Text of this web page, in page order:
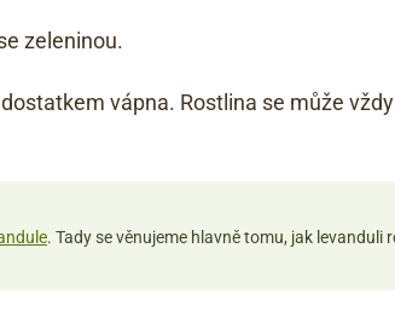
zeleninou.
vápna. Rostlina se může
. Tady se věnujeme hlavně tomu, jak levanduli